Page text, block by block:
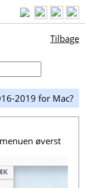
Tilbage
2019 for Mac?
øverst